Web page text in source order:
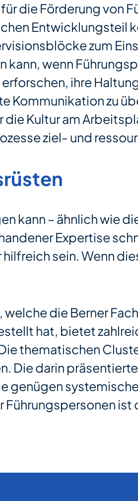
die Förderung von
Entwicklungsteil
zum
wenn
ihre
zu
die Kultur am
ziel- und
kann – ähnlich wie
Expertise
sein. Wenn
die Berner
hat, bietet
thematischen
Die darin
genügen